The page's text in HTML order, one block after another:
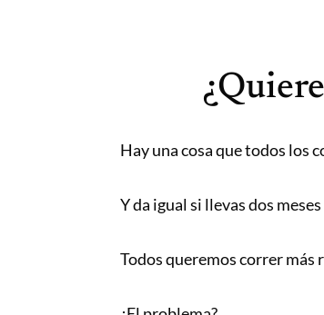
lo
Hay una cosa que todos los
Y da igual si llevas dos
Todos queremos correr más